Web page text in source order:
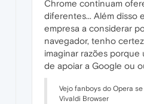
Chrome continuam
diferentes... Além disso
empresa a considerar
navegador, tenho
imaginar razões porque
de apoiar a Google ou
Vejo fanboys do Opera
Vivaldi Browser